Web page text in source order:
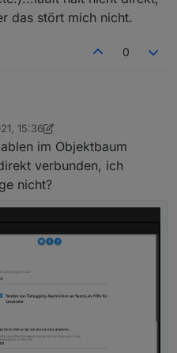
das stört mich nicht.
0
in Blockly zum Lesen und
etc.)...läuft halt nicht direkt,
aber das stört mich nicht.
15:36
im Objektbaum
verbunden, ich
nicht?